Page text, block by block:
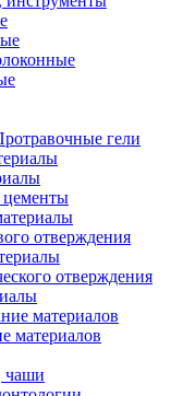
гели
отверждения
отверждения
материалов
чаши